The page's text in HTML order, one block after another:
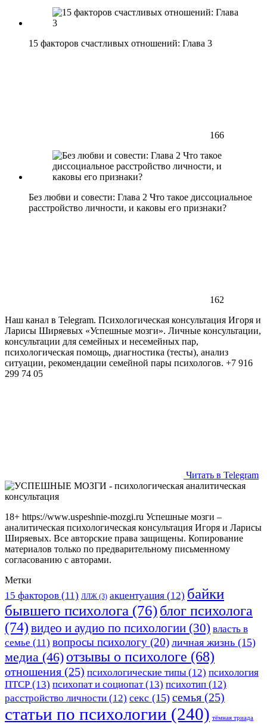
15 факторов счастливых отношений: Глава 3
166
Без любви и совести: Глава 2 Что такое диссоциальное
расстройство личности, и каковы его признаки?
162
Наш канал в Telegram. Психологическая консультация Игоря и
Ларисы Ширяевых «Успешные мозги». Личные консультации,
консультации для семейных и несемейных пар,
психологическая помощь, диагностика (тесты), анализ
ситуации, рекомендации семейной пары психологов. +7 916
299 74 05
Читать в Telegram
18+ https://www.uspeshnie-mozgi.ru Успешные мозги –
аналитическая психологическая консультация Игоря и Ларисы
Ширяевых. Все авторские права защищены. Копирование
материалов только по предварительному письменному
согласованию с авторами.
Метки
15 факторов (11) ЛЛЖ (3) акцентуация (12) байки
бывшего психолога (76)блог психолога
(74) видео и аудио по психологии (30) власть в
семье (11) вопросы психологу (20) личная жизнь (15)
медиа (46) отзывы о психологе (68)
отношения (25) психологические типы (12) психология
ПТСР (13) психопат и социопат(13) психотип (12)
расстройство личности (12) секс (15) семья (25)
статьи по психологии (240) тёмная триада